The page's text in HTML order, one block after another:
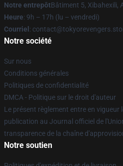
Notre entrepôtBâtiment 5, Xibahexili,
Heure: 9h – 17h (lu – vendredi)
Courriel :
Notre société
Sur nous
Conditions générales
Politiques de confidentialité
DMCA - Politique sur le droit d'auteur
Le présent règlement entre en vigueur
publication au Journal officiel de
transparence de la chaîne
Notre soutien